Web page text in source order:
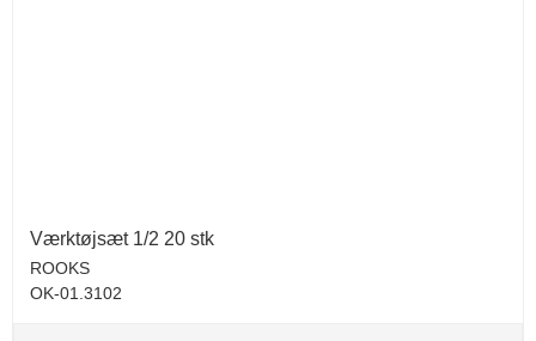
Værktøjsæt 1/2 20 stk
ROOKS
OK-01.3102